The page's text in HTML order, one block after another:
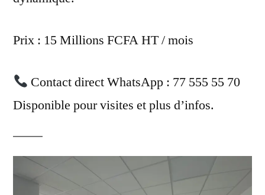
Prix : 15 Millions FCFA HT / mois
Contact direct WhatsApp : 77 555 55 70
Disponible pour visites et plus d’infos.